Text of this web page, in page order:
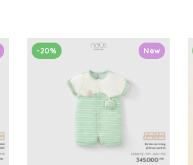
New
-20%